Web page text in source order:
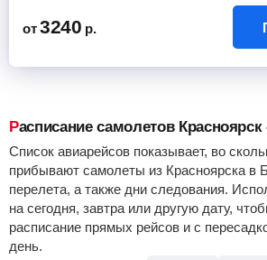
от 3240 р.
Расписание самолетов Красноярск
Список авиарейсов показывает, во
прибывают самолеты из Красноярска в
перелета, а также дни следования.
на сегодня, завтра или другую дату,
расписание прямых рейсов и с
день.